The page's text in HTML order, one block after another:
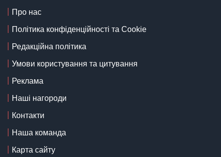
Про нас
Політика конфіденційності та Cookie
Редакційна політика
Умови користування та цитування
Реклама
Наші нагороди
Контакти
Наша команда
Карта сайту